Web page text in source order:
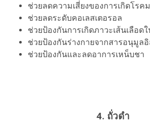
ช่วยลดความเสี่ยงของการเกิดโรค
ช่วยลดระดับคอเลสเตอรอล
ช่วยป้องกันการเกิดภาวะเส้นเลือด
ช่วยป้องกันร่างกายจากสารอนุมูลอิ
ช่วยป้องกันและลดอาการเหน็บชา
4. ถั่วดำ